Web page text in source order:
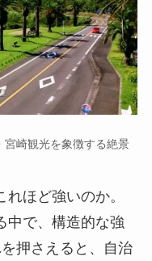
崎観光を象徴する絶景
ほど強いのか。
中で、構造的な強
押さえると、自治